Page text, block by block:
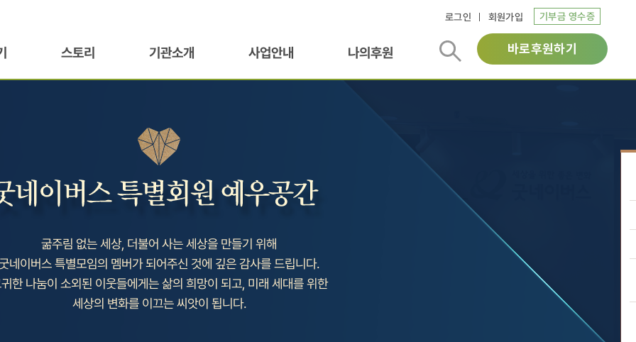
로그인 회원가입 기부금 영수증
스토리 기관소개 사업안내 나의후원 바로후원하기
굶주림 없는 세상, 더불어 사는 세상을 만들기 위해
네이버스 특별모임의 멤버가 되어주신 것에 깊은 감사를 드립니다.
한 나눔이 소외된 이웃들에게는 삶의 희망이 되고, 미래 세대를 위한
세상의 변화를 이끄는 씨앗이 됩니다.